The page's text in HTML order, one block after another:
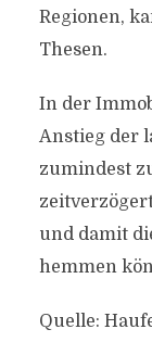
Regionen,
Thesen.
In der
Anstieg der
zumindest
und damit
hemmen
Quelle: